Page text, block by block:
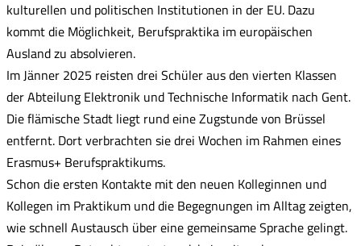
kulturellen und politischen Institutionen in der EU. Dazu
kommt die Möglichkeit, Berufspraktika im europäischen
Ausland zu absolvieren.
Im Jänner 2025 reisten drei Schüler aus den vierten Klassen
der Abteilung Elektronik und Technische Informatik nach Gent.
Die flämische Stadt liegt rund eine Zugstunde von Brüssel
entfernt. Dort verbrachten sie drei Wochen im Rahmen eines
Erasmus+ Berufspraktikums.
Schon die ersten Kontakte mit den neuen Kolleginnen und
Kollegen im Praktikum und die Begegnungen im Alltag zeigten,
wie schnell Austausch über eine gemeinsame Sprache gelingt.